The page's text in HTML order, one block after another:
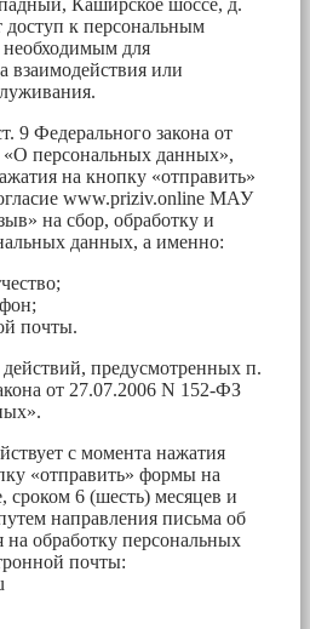
Каширское шоссе, д.
доступ к персональным
для
взаимодействия или
9 Федерального закона от
персональных данных»,
на кнопку «отправить»
www.priziv.online МАУ
на сбор, обработку и
данных, а именно:
почты.
предусмотренных п.
от 27.07.2006 N 152-ФЗ
с момента нажатия
«отправить» формы на
сроком 6 (шесть) месяцев и
направления письма об
на обработку персональных
почты: